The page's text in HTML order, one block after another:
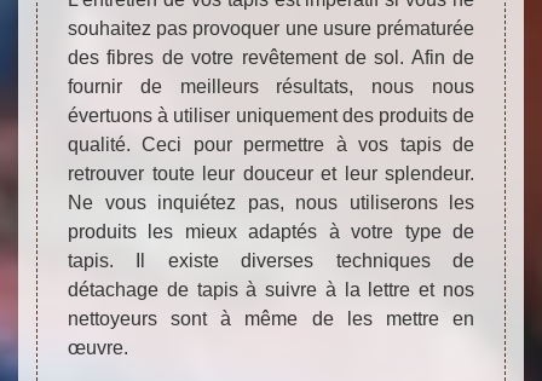
souhaitez pas provoquer une usure prématurée
des fibres de votre revêtement de sol. Afin de
fournir de meilleurs résultats, nous nous
évertuons à utiliser uniquement des produits de
qualité. Ceci pour permettre à vos tapis de
retrouver toute leur douceur et leur splendeur.
Ne vous inquiétez pas, nous utiliserons les
produits les mieux adaptés à votre type de
tapis. Il existe diverses techniques de
détachage de tapis à suivre à la lettre et nos
nettoyeurs sont à même de les mettre en
œuvre.